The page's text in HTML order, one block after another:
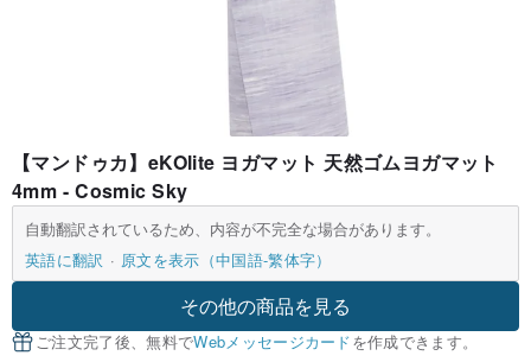
【マンドゥカ】eKOlite ヨガマット 天然ゴムヨガマット
4mm - Cosmic Sky
自動翻訳されているため、内容が不完全な場合があります。
英語に翻訳
原文を表示（中国語-繁体字）
その他の商品を見る
ご注文完了後、無料でWebメッセージカードを作成できます。